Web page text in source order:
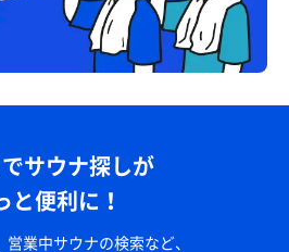
サウナ探しが
と便利に！
業中サウナの検索など、